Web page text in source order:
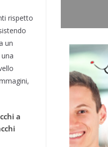
rispetto
un
a